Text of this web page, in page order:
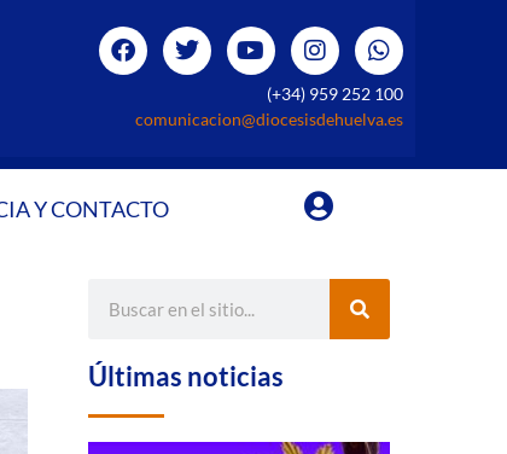
(+34) 959 252 100
comunicacion@diocesisdehuelva.es
Y CONTACTO
Últimas noticias